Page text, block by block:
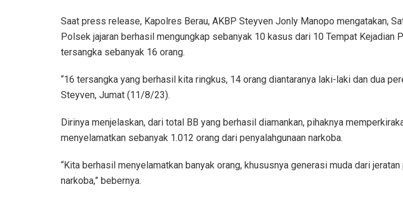
Saat press release, Kapolres Berau, AKBP Steyven Jonly Manopo mengatakan,
Polsek jajaran berhasil mengungkap sebanyak 10 kasus dari 10 Tempat Kejadian
tersangka sebanyak 16 orang.
“16 tersangka yang berhasil kita ringkus, 14 orang diantaranya laki-laki dan dua
Steyven, Jumat (11/8/23).
Dirinya menjelaskan, dari total BB yang berhasil diamankan, pihaknya
menyelamatkan sebanyak 1.012 orang dari penyalahgunaan narkoba.
“Kita berhasil menyelamatkan banyak orang, khususnya generasi muda dari jeratan
narkoba,” bebernya.